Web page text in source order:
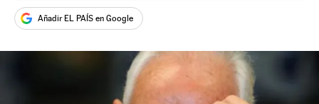
Añadir EL PAÍS en Google